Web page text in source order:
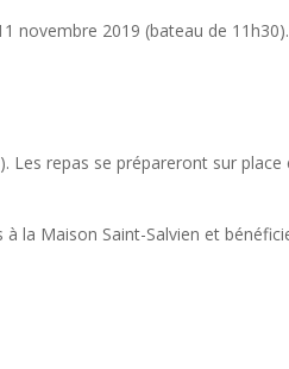
novembre 2019 (bateau de 11h30).
Les repas se prépareront sur place
la Maison Saint-Salvien et